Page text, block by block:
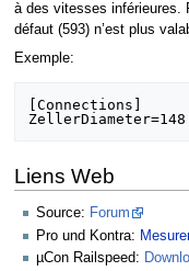
à des vitesses inférieures.
défaut (593) n’est plus
Exemple:
[Connections]
Liens Web
Source: Forum
Pro und Kontra:
µCon Railspeed: